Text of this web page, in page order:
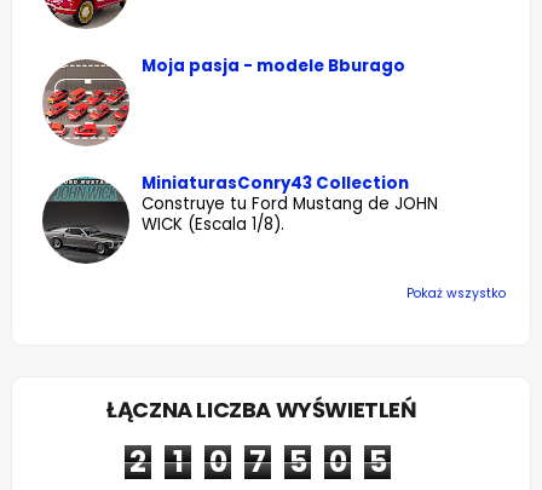
Moja pasja - modele Bburago
MiniaturasConry43 Collection
Construye tu Ford Mustang de JOHN
WICK (Escala 1/8).
Pokaż wszystko
ŁĄCZNA LICZBA WYŚWIETLEŃ
2 1 0 7 5 0 5